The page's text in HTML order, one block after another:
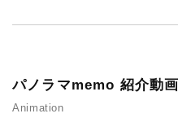
パノラマmemo 紹介動画
Animation